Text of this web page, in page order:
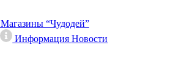
Магазины “Чудодей”
ИнформацияНовости